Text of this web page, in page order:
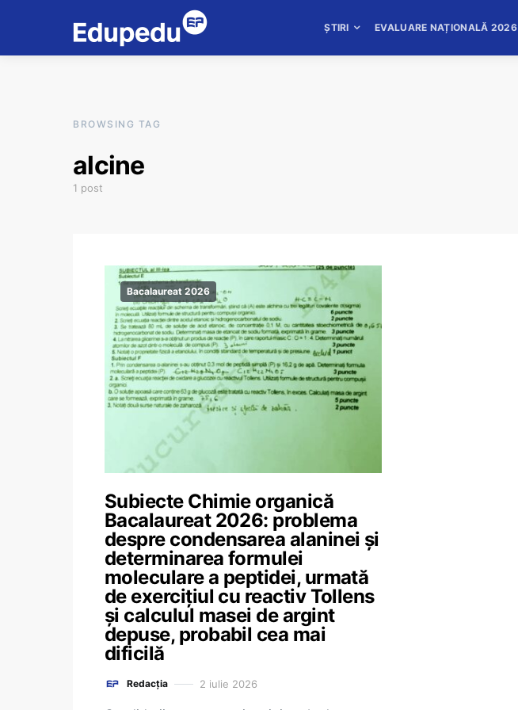
ȘTIRI EVALUARE NAȚIONALĂ 2026
BROWSING TAG
alcine
1 post
Bacalaureat 2026
Subiecte Chimie organică
Bacalaureat 2026: problema
despre condensarea alaninei și
determinarea formulei
moleculare a peptidei, urmată
de exercițiul cu reactiv Tollens
și calculul masei de argint
depuse, probabil cea mai
dificilă
Redacția 2 iulie 2026